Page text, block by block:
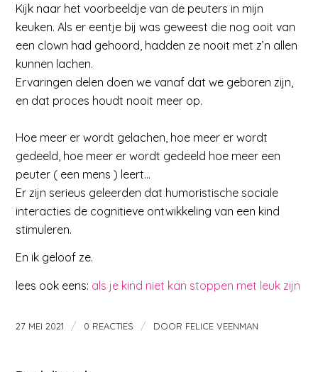
Kijk naar het voorbeeldje van de peuters in mijn
keuken. Als er eentje bij was geweest die nog ooit van
een clown had gehoord, hadden ze nooit met z’n allen
kunnen lachen.
Ervaringen delen doen we vanaf dat we geboren zijn,
en dat proces houdt nooit meer op.
Hoe meer er wordt gelachen, hoe meer er wordt
gedeeld, hoe meer er wordt gedeeld hoe meer een
peuter ( een mens ) leert…
Er zijn serieus geleerden dat humoristische sociale
interacties de cognitieve ontwikkeling van een kind
stimuleren.
En ik geloof ze.
lees ook eens: als je kind niet kan stoppen met leuk zijn
27 MEI 2021 / 0 REACTIES / DOOR FELICE VEENMAN